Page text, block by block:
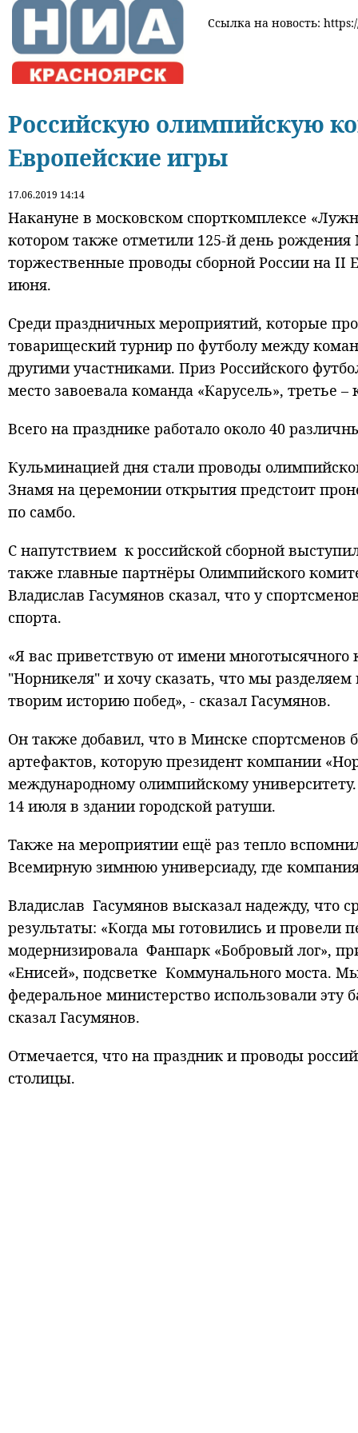
Ссылка на новость:
Российскую олимпийскую
Европейские игры
17.06.2019 14:14
Накануне в московском спорткомплексе
котором также отметили 125-й день
торжественные проводы сборной России на II
июня.
Среди праздничных мероприятий, которые
товарищеский турнир по футболу между
другими участниками. Приз Российского
место завоевала команда «Карусель», третье
Всего на празднике работало около 40
Кульминацией дня стали проводы
Знамя на церемонии открытия предстоит
по самбо.
С напутствием к российской сборной
также главные партнёры Олимпийского
Владислав Гасумянов сказал, что у
спорта.
«Я вас приветствую от имени
"Норникеля" и хочу сказать, что мы
творим историю побед», - сказал Гасумянов.
Он также добавил, что в Минске спортсменов
артефактов, которую президент компании
международному олимпийскому
14 июля в здании городской ратуши.
Также на мероприятии ещё раз тепло
Всемирную зимнюю универсиаду, где
Владислав Гасумянов высказал надежду, что
результаты: «Когда мы готовились и
модернизировала Фанпарк «Бобровый лог»,
«Енисей», подсветке Коммунального моста.
федеральное министерство использовали эту
сказал Гасумянов.
Отмечается, что на праздник и проводы
столицы.